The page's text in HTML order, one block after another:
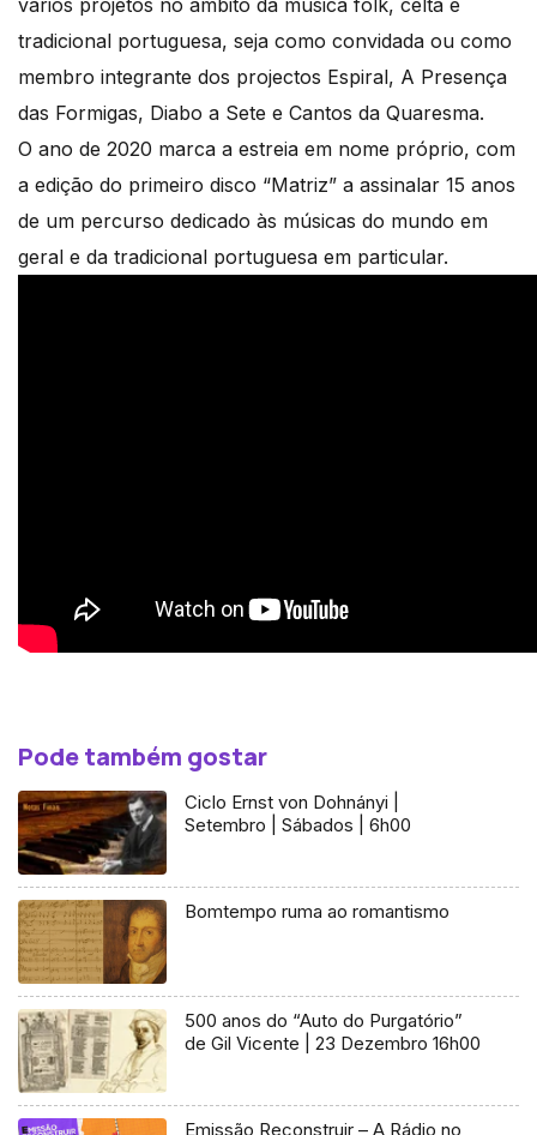
vários projetos no âmbito da música folk, celta e
tradicional portuguesa, seja como convidada ou como
membro integrante dos projectos Espiral, A Presença
das Formigas, Diabo a Sete e Cantos da Quaresma.
O ano de 2020 marca a estreia em nome próprio, com
a edição do primeiro disco “Matriz” a assinalar 15 anos
de um percurso dedicado às músicas do mundo em
geral e da tradicional portuguesa em particular.
Pode também gostar
Ciclo Ernst von Dohnányi |
Setembro | Sábados | 6h00
Bomtempo ruma ao romantismo
500 anos do “Auto do Purgatório”
de Gil Vicente | 23 Dezembro 16h00
Emissão Reconstruir – A Rádio no